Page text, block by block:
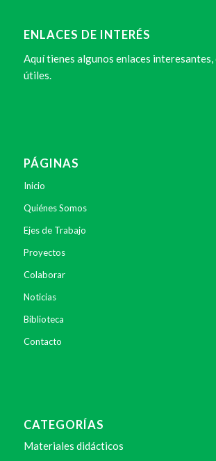
ENLACES DE INTERÉS
Aquí tienes algunos enlaces interesantes,
útiles.
PÁGINAS
Inicio
Quiénes Somos
Ejes de Trabajo
Proyectos
Colaborar
Noticias
Biblioteca
Contacto
CATEGORÍAS
Materiales didácticos